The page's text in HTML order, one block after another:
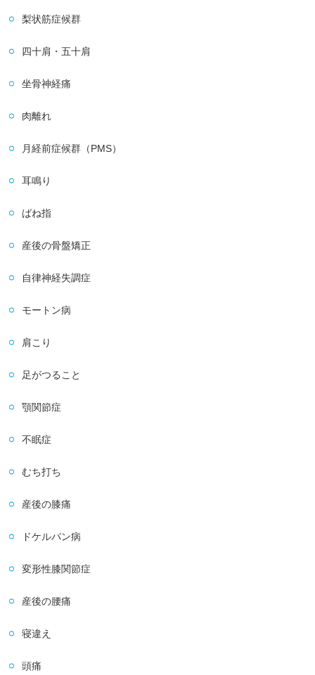
梨状筋症候群
四十肩・五十肩
坐骨神経痛
肉離れ
月経前症候群（PMS）
耳鳴り
ばね指
産後の骨盤矯正
自律神経失調症
モートン病
肩こり
足がつること
顎関節症
不眠症
むち打ち
産後の膝痛
ドケルバン病
変形性膝関節症
産後の腰痛
寝違え
頭痛